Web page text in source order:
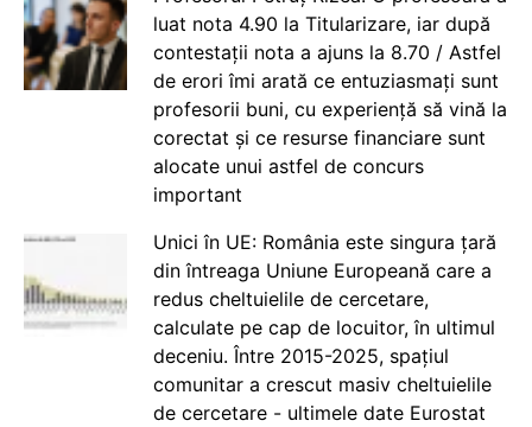
luat nota 4.90 la Titularizare, iar după
contestații nota a ajuns la 8.70 / Astfel
de erori îmi arată ce entuziasmați sunt
profesorii buni, cu experiență să vină la
corectat și ce resurse financiare sunt
alocate unui astfel de concurs
important
Unici în UE: România este singura țară
din întreaga Uniune Europeană care a
redus cheltuielile de cercetare,
calculate pe cap de locuitor, în ultimul
deceniu. Între 2015-2025, spațiul
comunitar a crescut masiv cheltuielile
de cercetare - ultimele date Eurostat